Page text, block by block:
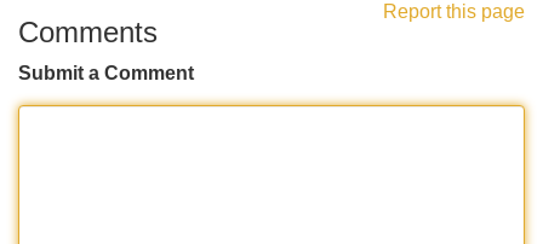
Report this page
Comments
Submit a Comment